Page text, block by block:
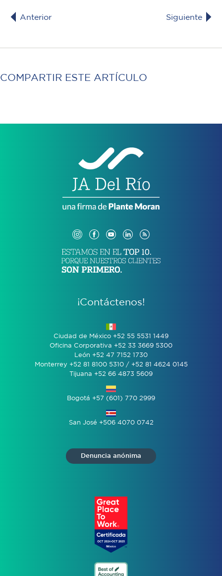
Anterior Siguiente
COMPARTIR ESTE ARTÍCULO
¡Contáctenos!
Ciudad de México +52 55 5531 1449
Oficina Corporativa +52 33 3669 5300
León +52 47 7152 1730
Monterrey +52 81 8100 5310 / +52 81 4624 0145
Tijuana +52 66 4873 5609
Bogotá +57 (601) 770 2999
San José +506 4070 0742
Denuncia anónima